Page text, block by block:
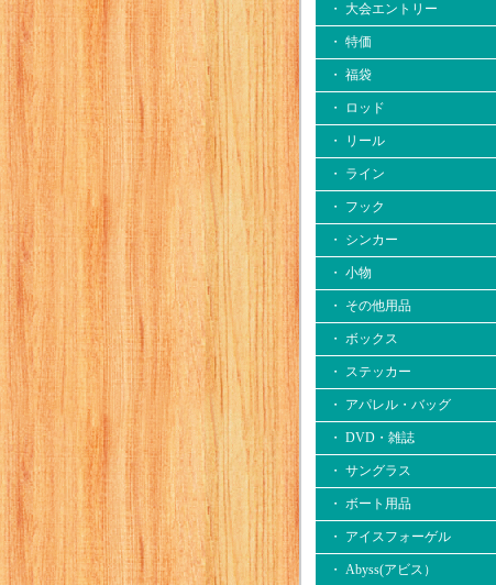
・ 大会エントリー
・ 特価
・ 福袋
・ ロッド
・ リール
・ ライン
・ フック
・ シンカー
・ 小物
・ その他用品
・ ボックス
・ ステッカー
・ アパレル・バッグ
・ DVD・雑誌
・ サングラス
・ ボート用品
・ アイスフォーゲル
・ Abyss(アビス）